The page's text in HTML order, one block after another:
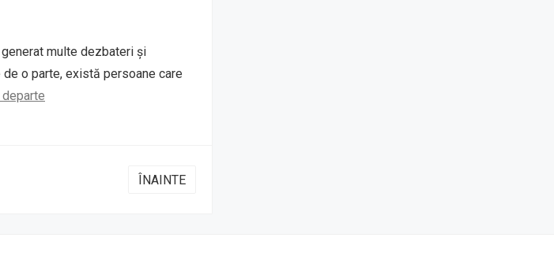
multe dezbateri și
o parte, există persoane care
ÎNAINTE